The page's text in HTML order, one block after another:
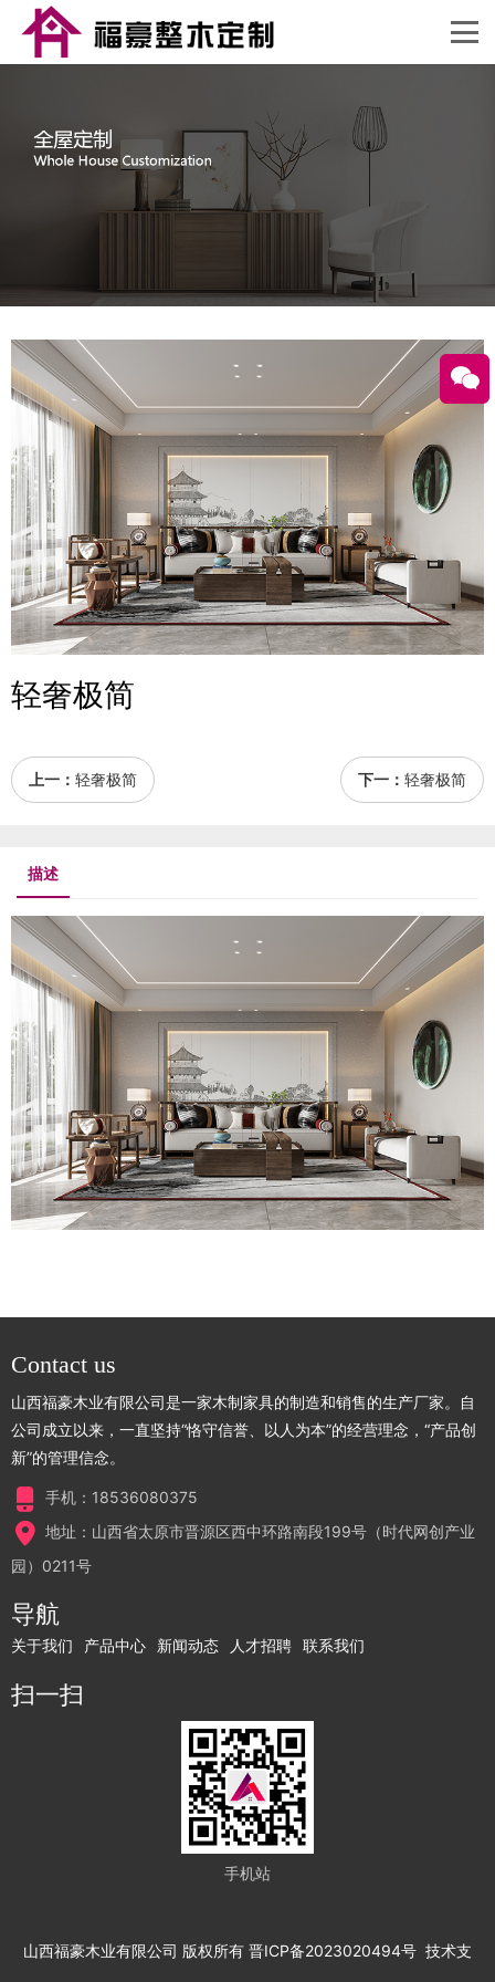
轻奢极简
上一： 轻奢极简 下一： 轻奢极简
描述
Contact us
山西福豪木业有限公司是一家木制家具的制造和销售的生产厂家。自
公司成立以来，一直坚持“恪守信誉、以人为本”的经营理念，“产品创
新”的管理信念。
手机：18536080375
地址：山西省太原市晋源区西中环路南段199号（时代网创产业
园）0211号
导航
关于我们 产品中心 新闻动态 人才招聘 联系我们
扫一扫
手机站
山西福豪木业有限公司 版权所有 晋ICP备2023020494号 技术支